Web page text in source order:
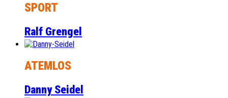
SPORT
Ralf Grengel
ATEMLOS
Danny Seidel